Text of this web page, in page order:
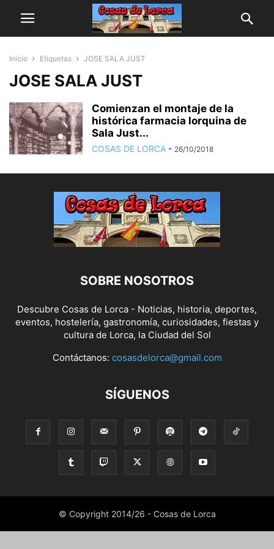
Inicio Etiquetas JOSE SALA JUST
JOSE SALA JUST
Comienzan el montaje de la
histórica farmacia lorquina de
Sala Just...
COSAS DE LORCA - 26/10/2018
SOBRE NOSOTROS
Descubre Cosas de Lorca - Noticias, historia, deportes,
eventos, hostelería, gastronomía, curiosidades, fiestas y
cultura de Lorca, la Ciudad del Sol
Contáctanos: cosasdelorca@gmail.com
SÍGUENOS
© Copyright 2014/26 - Cosas de Lorca